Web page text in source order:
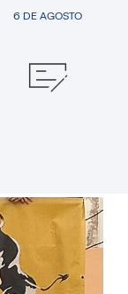
6 DE AGOSTO